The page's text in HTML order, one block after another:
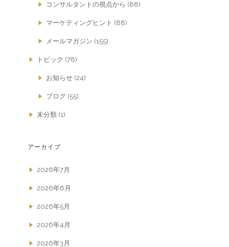
コンサルタントの視点から (88)
マーケティングヒント (88)
メールマガジン (155)
トピック (78)
お知らせ (24)
ブログ (55)
未分類 (1)
アーカイブ
2026年7月
2026年6月
2026年5月
2026年4月
2026年3月